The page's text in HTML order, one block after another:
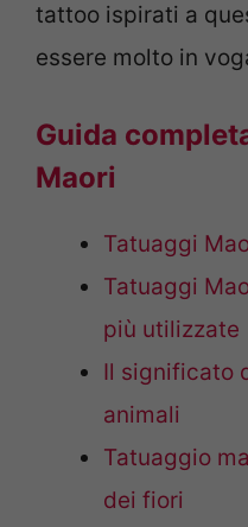
tattoo ispirati a
essere molto in
Guida
Maori
Tatuaggi
Tatuaggi
più utilizzate
Il significato
animali
Tatuaggio
dei fiori